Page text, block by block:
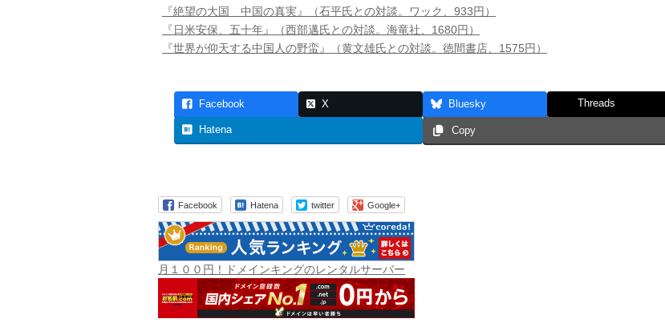
『絶望の大国 中国の真実』（石平氏との対談。ワック、933円）
『日米安保、五十年』（西部邁氏との対談。海竜社、1680円）
『世界が仰天する中国人の野蛮』（黄文雄氏との対談。徳間書店、1575円）
Facebook X Bluesky Threads
Hatena Copy
Facebook Hatena twitter Google+
月１００円！ドメインキングのレンタルサーバー